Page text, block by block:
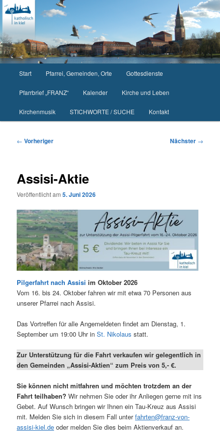
Zum
primären
Inhalt
springen
Start Pfarrei, Gemeinden, Orte Gottesdienste
Pfarrbrief „FRANZ“ Kalender Kirche und Leben
Kirchenmusik STICHWORTE / SUCHE Kontakt
Beitragsnavigation
← Vorheriger Nächster →
Assisi-Aktie
Veröffentlicht am5. Juni 2026
Pilgerfahrt nach Assisi im Oktober 2026
Vom 16. bis 24. Oktober fahren wir mit etwa 70 Personen aus
unserer Pfarrei nach Assisi.
Das Vortreffen für alle Angemeldeten findet am Dienstag, 1.
September um 19:00 Uhr inSt. Nikolaus statt.
Zur Unterstützung für die Fahrt verkaufen wir gelegentlich in
den Gemeinden „Assisi-Aktien“ zum Preis von 5,- €.
Sie können nicht mitfahren und möchten trotzdem an der
Fahrt teilhaben?Wir nehmen Sie oder ihr Anliegen gerne mit ins
Gebet. Auf Wunsch bringen wir Ihnen ein Tau-Kreuz aus Assisi
mit. Melden Sie sich in diesem Fall unterfahrten@franz-von-
assisi-kiel.de oder melden Sie dies beim Aktienverkauf an.